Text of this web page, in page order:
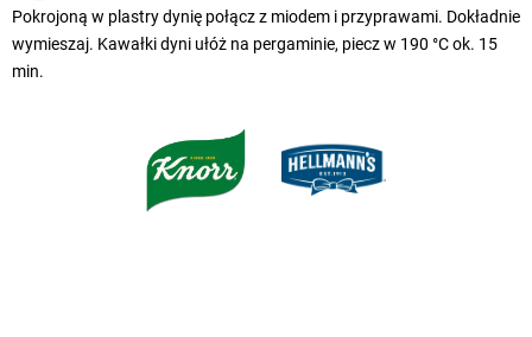
Pokrojoną w plastry dynię połącz z miodem i przyprawami. Dokładnie
wymieszaj. Kawałki dyni ułóż na pergaminie, piecz w 190 °C ok. 15
min.